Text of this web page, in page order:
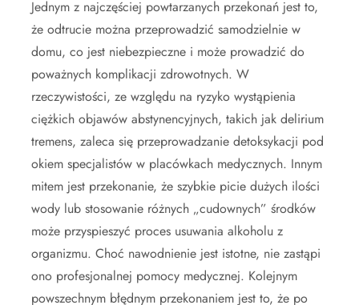
Jednym z najczęściej powtarzanych przekonań jest to,
że odtrucie można przeprowadzić samodzielnie w
domu, co jest niebezpieczne i może prowadzić do
poważnych komplikacji zdrowotnych. W
rzeczywistości, ze względu na ryzyko wystąpienia
ciężkich objawów abstynencyjnych, takich jak delirium
tremens, zaleca się przeprowadzanie detoksykacji pod
okiem specjalistów w placówkach medycznych. Innym
mitem jest przekonanie, że szybkie picie dużych ilości
wody lub stosowanie różnych „cudownych” środków
może przyspieszyć proces usuwania alkoholu z
organizmu. Choć nawodnienie jest istotne, nie zastąpi
ono profesjonalnej pomocy medycznej. Kolejnym
powszechnym błędnym przekonaniem jest to, że po